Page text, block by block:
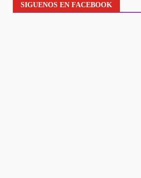
SIGUENOS EN FACEBOOK